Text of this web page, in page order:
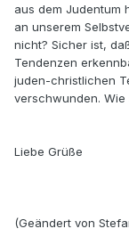
aus dem Judentum
an unserem
nicht? Sicher ist,
Tendenzen
juden-christlichen
verschwunden. Wie
Liebe Grüße
(Geändert von